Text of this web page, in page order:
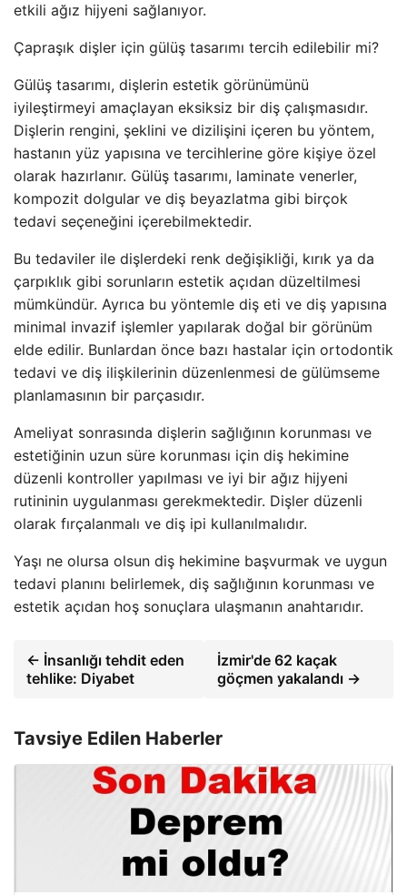
etkili ağız hijyeni sağlanıyor.
Çapraşık dişler için gülüş tasarımı tercih edilebilir mi?
Gülüş tasarımı, dişlerin estetik görünümünü
iyileştirmeyi amaçlayan eksiksiz bir diş çalışmasıdır.
Dişlerin rengini, şeklini ve dizilişini içeren bu yöntem,
hastanın yüz yapısına ve tercihlerine göre kişiye özel
olarak hazırlanır. Gülüş tasarımı, laminate venerler,
kompozit dolgular ve diş beyazlatma gibi birçok
tedavi seçeneğini içerebilmektedir.
Bu tedaviler ile dişlerdeki renk değişikliği, kırık ya da
çarpıklık gibi sorunların estetik açıdan düzeltilmesi
mümkündür. Ayrıca bu yöntemle diş eti ve diş yapısına
minimal invazif işlemler yapılarak doğal bir görünüm
elde edilir. Bunlardan önce bazı hastalar için ortodontik
tedavi ve diş ilişkilerinin düzenlenmesi de gülümseme
planlamasının bir parçasıdır.
Ameliyat sonrasında dişlerin sağlığının korunması ve
estetiğinin uzun süre korunması için diş hekimine
düzenli kontroller yapılması ve iyi bir ağız hijyeni
rutininin uygulanması gerekmektedir. Dişler düzenli
olarak fırçalanmalı ve diş ipi kullanılmalıdır.
Yaşı ne olursa olsun diş hekimine başvurmak ve uygun
tedavi planını belirlemek, diş sağlığının korunması ve
estetik açıdan hoş sonuçlara ulaşmanın anahtarıdır.
← İnsanlığı tehdit eden
tehlike: Diyabet
İzmir'de 62 kaçak
göçmen yakalandı →
Tavsiye Edilen Haberler